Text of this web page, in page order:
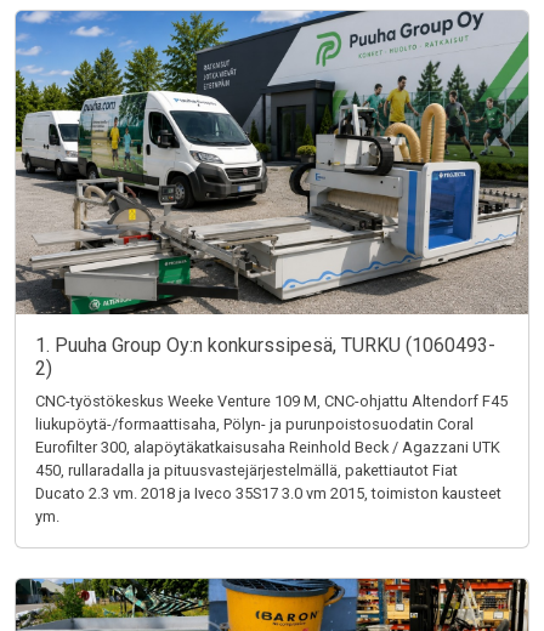
1. Puuha Group Oy:n konkurssipesä, TURKU (1060493-
2)
CNC-työstökeskus Weeke Venture 109 M, CNC-ohjattu Altendorf F45
liukupöytä-/formaattisaha, Pölyn- ja purunpoistosuodatin Coral
Eurofilter 300, alapöytäkatkaisusaha Reinhold Beck / Agazzani UTK
450, rullaradalla ja pituusvastejärjestelmällä, pakettiautot Fiat
Ducato 2.3 vm. 2018 ja Iveco 35S17 3.0 vm 2015, toimiston kausteet
ym.